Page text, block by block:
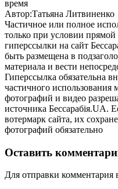
время
Автор:Татьяна Литвиненко
Частичное или полное
только при условии
гиперссылки на сайт
быть размещена в
материала и вести
Гиперссылка обязательна
частичного использования
фотографий и видео
источника Бессарабія.UA.
вотермарк сайта, их
фотографий обязательно
Оставить
Для отправки комментария